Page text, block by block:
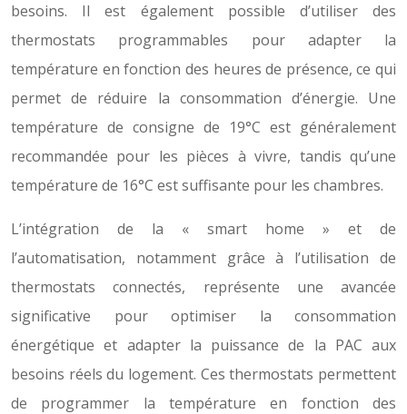
besoins. Il est également possible d’utiliser des
thermostats programmables pour adapter la
température en fonction des heures de présence, ce qui
permet de réduire la consommation d’énergie. Une
température de consigne de 19°C est généralement
recommandée pour les pièces à vivre, tandis qu’une
température de 16°C est suffisante pour les chambres.
L’intégration de la « smart home » et de
l’automatisation, notamment grâce à l’utilisation de
thermostats connectés, représente une avancée
significative pour optimiser la consommation
énergétique et adapter la puissance de la PAC aux
besoins réels du logement. Ces thermostats permettent
de programmer la température en fonction des